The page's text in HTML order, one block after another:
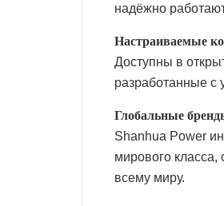
надёжно
Настраиваемые
Доступны в
разработанные с
Глобальные
Shanhua Power
мирового
всему миру.